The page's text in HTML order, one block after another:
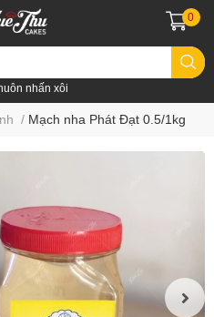
nhấn xôi
0
/ Mạch nha Phát Đạt 0.5/1kg